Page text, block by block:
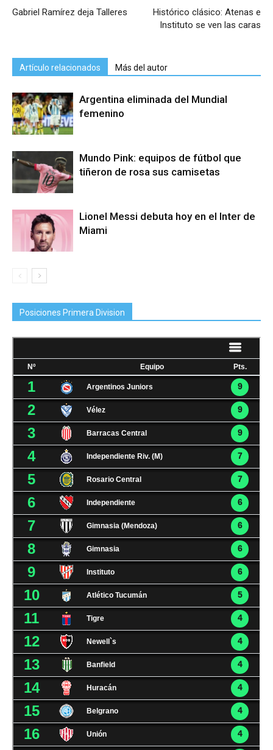
Gabriel Ramírez deja Talleres
Histórico clásico: Atenas e
Instituto se ven las caras
Artículo relacionados Más del autor
Argentina eliminada del Mundial
femenino
Mundo Pink: equipos de fútbol que
tiñeron de rosa sus camisetas
Lionel Messi debuta hoy en el Inter de
Miami
Posiciones Primera Division